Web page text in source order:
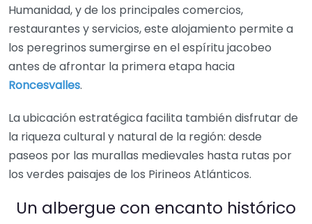
Humanidad, y de los principales comercios,
restaurantes y servicios, este alojamiento permite a
los peregrinos sumergirse en el espíritu jacobeo
antes de afrontar la primera etapa hacia
Roncesvalles.
La ubicación estratégica facilita también disfrutar de
la riqueza cultural y natural de la región: desde
paseos por las murallas medievales hasta rutas por
los verdes paisajes de los Pirineos Atlánticos.
Un albergue con encanto histórico